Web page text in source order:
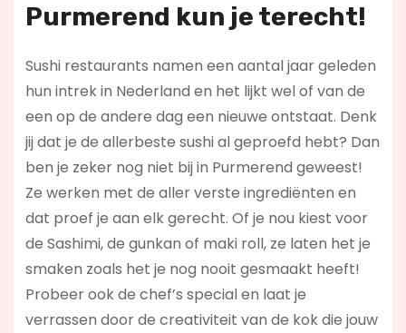
Purmerend kun je terecht!
Sushi restaurants namen een aantal jaar geleden
hun intrek in Nederland en het lijkt wel of van de
een op de andere dag een nieuwe ontstaat. Denk
jij dat je de allerbeste sushi al geproefd hebt? Dan
ben je zeker nog niet bij in Purmerend geweest!
Ze werken met de aller verste ingrediënten en
dat proef je aan elk gerecht. Of je nou kiest voor
de Sashimi, de gunkan of maki roll, ze laten het je
smaken zoals het je nog nooit gesmaakt heeft!
Probeer ook de chef’s special en laat je
verrassen door de creativiteit van de kok die jouw